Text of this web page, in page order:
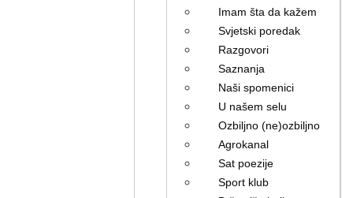
Imam šta da kažem
Svjetski poredak
Razgovori
Saznanja
Naši spomenici
U našem selu
Ozbiljno (ne)ozbiljno
Agrokanal
Sat poezije
Sport klub